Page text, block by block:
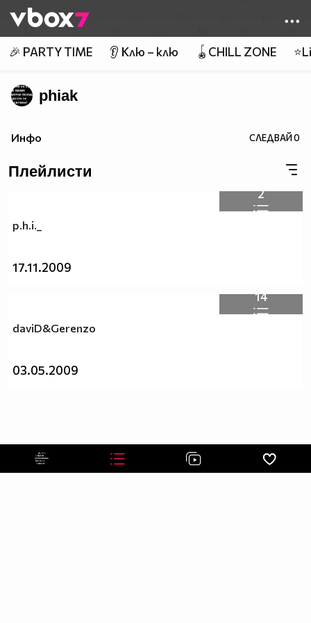
👾
🎉 PARTY TIME 👂 Клю – клю 🪀CHILL ZONE
phiak
Инфо СЛЕДВАЙ0
Плейлисти
2
p.h.i._
17.11.2009
14
daviD&Gerenzo
03.05.2009